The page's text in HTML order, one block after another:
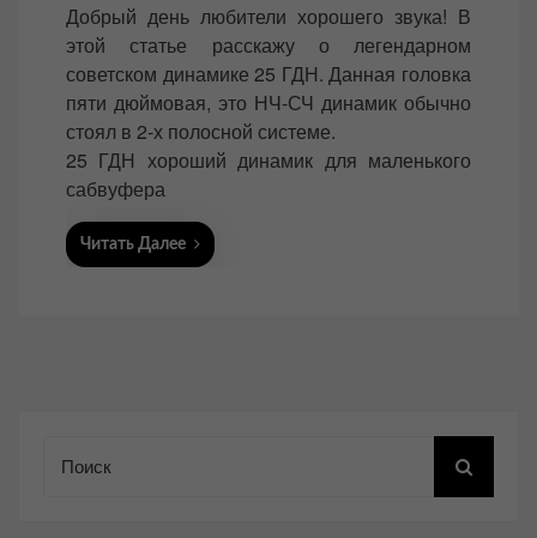
s
t
e
d
o
n
Добрый день любители хорошего звука! В
этой статье расскажу о легендарном
советском динамике 25 ГДН. Данная головка
пяти дюймовая, это НЧ-СЧ динамик обычно
стоял в 2-х полосной системе.
25 ГДН хороший динамик для маленького
сабвуфера
Читать Далее